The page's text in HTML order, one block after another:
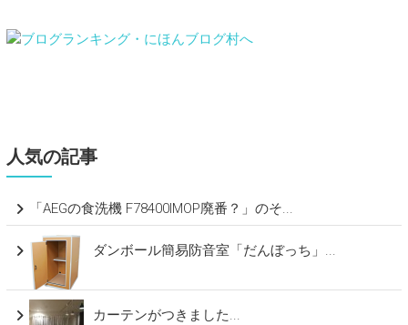
人気の記事
「AEGの食洗機 F78400IMOP廃番？」のそ...
ダンボール簡易防音室「だんぼっち」...
カーテンがつきました...